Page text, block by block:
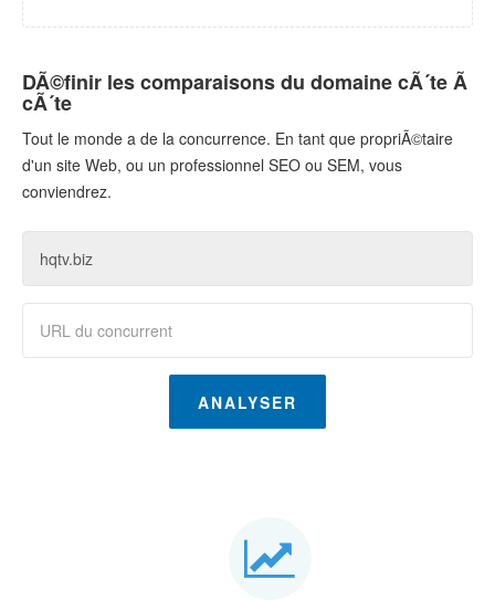
DÃ©finir les comparaisons du domaine cÃ´te Ã
cÃ´te
Tout le monde a de la concurrence. En tant que propriÃ©taire
d'un site Web, ou un professionnel SEO ou SEM, vous
conviendrez.
ANALYSER